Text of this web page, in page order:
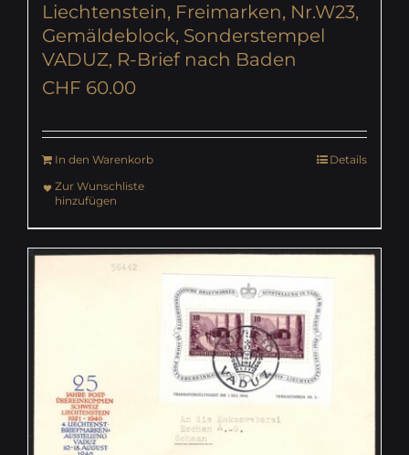
Liechtenstein, Freimarken, Nr.W23,
Gemäldeblock, Sonderstempel
VADUZ, R-Brief nach Baden
CHF 60.00
In den Warenkorb
Details
Zur Wunschliste
hinzufügen